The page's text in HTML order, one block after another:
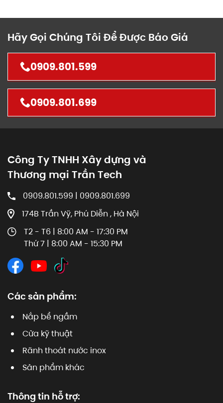
Hãy Gọi Chúng Tôi Để Được Báo Giá
0909.801.599
0909.801.699
Công Ty TNHH Xây dựng và
Thương mại Trần Tech
0909.801.599 | 0909.801.699
174B Trần Vỹ, Phú Diễn , Hà Nội
T2 - T6 | 8:00 AM - 17:30 PM
Thứ 7 | 8:00 AM - 15:30 PM
Các sản phẩm:
Nắp bể ngầm
Cửa kỹ thuật
Rãnh thoát nước inox
Sản phẩm khác
Thông tin hỗ trợ: